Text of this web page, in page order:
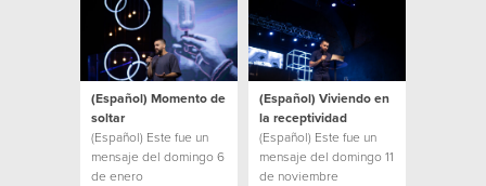
(Español) Momento de
soltar
(Español) Este fue un
mensaje del domingo 6
de enero
(Español) Viviendo en
la receptividad
(Español) Este fue un
mensaje del domingo 11
de noviembre